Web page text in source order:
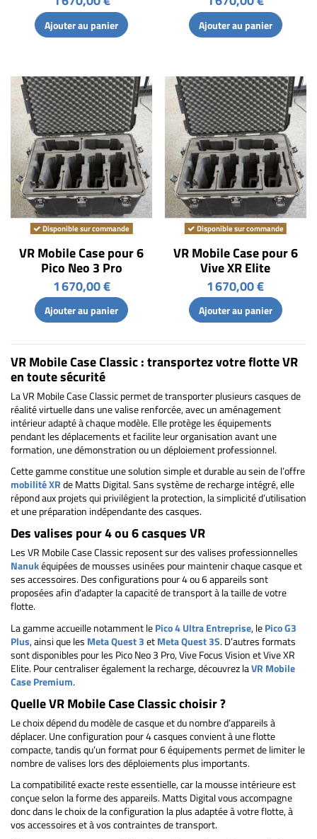
Ajouter au panier Ajouter au panier
Disponible sur commande
VR Mobile Case pour 6
Pico Neo 3 Pro
1 670,00 €
Ajouter au panier
Disponible sur commande
VR Mobile Case pour 6
Vive XR Elite
1 670,00 €
Ajouter au panier
VR Mobile Case Classic : transportez votre flotte VR
en toute sécurité
La VR Mobile Case Classic permet de transporter plusieurs casques de
réalité virtuelle dans une valise renforcée, avec un aménagement
intérieur adapté à chaque modèle. Elle protège les équipements
pendant les déplacements et facilite leur organisation avant une
formation, une démonstration ou un déploiement professionnel.
Cette gamme constitue une solution simple et durable au sein de l’offre
mobilité XRde Matts Digital. Sans système de recharge intégré, elle
répond aux projets qui privilégient la protection, la simplicité d’utilisation
et une préparation indépendante des casques.
Des valises pour 4 ou 6 casques VR
Les VR Mobile Case Classic reposent sur des valises professionnelles
Nanukéquipées de mousses usinées pour maintenir chaque casque et
ses accessoires. Des configurations pour 4 ou 6 appareils sont
proposées afin d’adapter la capacité de transport à la taille de votre
flotte.
La gamme accueille notamment lePico 4 Ultra Entreprise, lePico G3
Plus, ainsi que les Meta Quest 3etMeta Quest 3S. D’autres formats
sont disponibles pour les Pico Neo 3 Pro, Vive Focus Vision et Vive XR
Elite. Pour centraliser également la recharge, découvrez laVR Mobile
Case Premium.
Quelle VR Mobile Case Classic choisir ?
Le choix dépend du modèle de casque et du nombre d’appareils à
déplacer. Une configuration pour 4 casques convient à une flotte
compacte, tandis qu’un format pour 6 équipements permet de limiter le
nombre de valises lors des déploiements plus importants.
La compatibilité exacte reste essentielle, car la mousse intérieure est
conçue selon la forme des appareils. Matts Digital vous accompagne
donc dans le choix de la configuration la plus adaptée à votre flotte, à
vos accessoires et à vos contraintes de transport.